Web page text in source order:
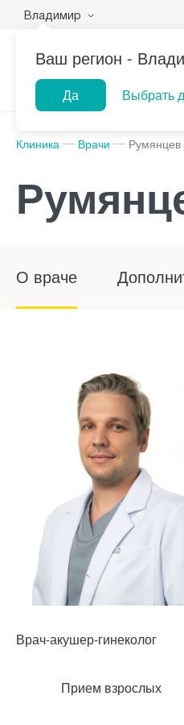
Владимир
Ваш регион -
Да Выбрать
Клиника Врачи
О враче
Врач-акушер-гинеколог
Прием взрослых